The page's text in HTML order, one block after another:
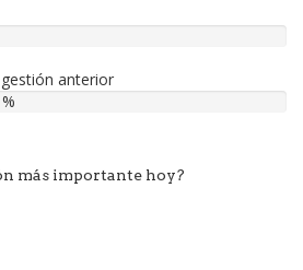
anterior
más importante hoy?